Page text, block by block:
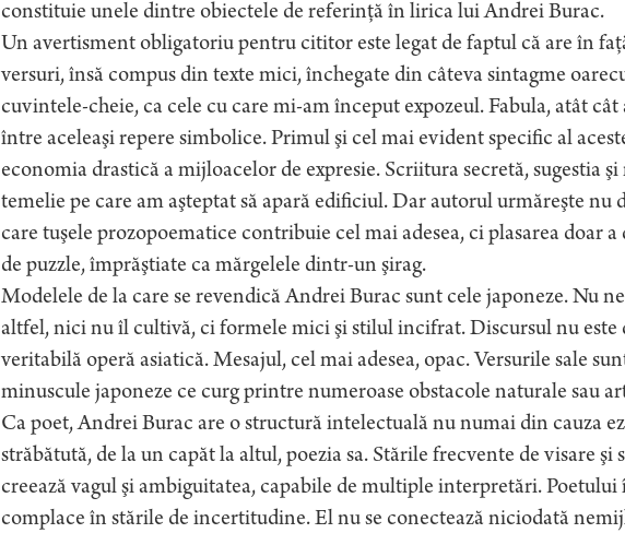
constituie unele dintre obiectele de referinţă în lirica lui Andrei Burac.
Un avertisment obligatoriu pentru cititor este legat de faptul că are în
versuri, însă compus din texte mici, închegate din câteva sintagme
cuvintele-cheie, ca cele cu care mi-am început expozeul. Fabula, atât
între aceleaşi repere simbolice. Primul şi cel mai evident specific al
economia drastică a mijloacelor de expresie. Scriitura secretă, sugestia
temelie pe care am aşteptat să apară edificiul. Dar autorul urmăreşte nu
care tuşele prozopoematice contribuie cel mai adesea, ci plasarea doar
de puzzle, împrăştiate ca mărgelele dintr-un şirag.
Modelele de la care se revendică Andrei Burac sunt cele japoneze. Nu
altfel, nici nu îl cultivă, ci formele mici şi stilul incifrat. Discursul nu este
veritabilă operă asiatică. Mesajul, cel mai adesea, opac. Versurile sale
minuscule japoneze ce curg printre numeroase obstacole naturale sau
Ca poet, Andrei Burac are o structură intelectuală nu numai din cauza
străbătută, de la un capăt la altul, poezia sa. Stările frecvente de visare
creează vagul şi ambiguitatea, capabile de multiple interpretări. Poetului
complace în stările de incertitudine. El nu se conectează niciodată